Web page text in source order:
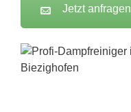
Jetzt anfragen